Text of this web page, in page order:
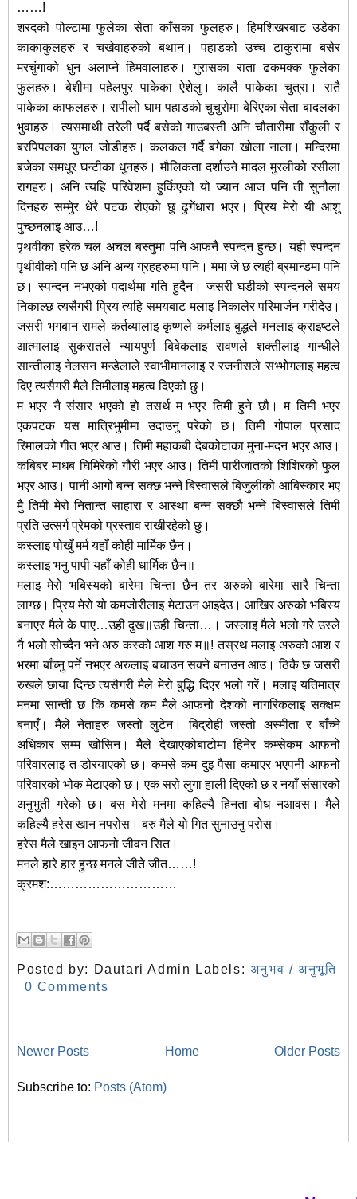
……!
शरदको पोल्टामा फुलेका सेता काँसका फुलहरु। हिमशिखरबाट उडेका
काकाकुलहरु र चखेवाहरुको बथान। पहाडको उच्च टाकुरामा बसेर
मरचुंगाको धुन अलाप्ने हिमवालाहरु। गुरासका राता ढकमक्क फुलेका
फुलहरु। बेशीमा पहेलपुर पाकेका ऐशेलु। कालै पाकेका चुत्रा। रातै
पाकेका काफलहरु। रापीलो घाम पहाडको चुचुरोमा बेरिएका सेता बादलका
भुवाहरु। त्यसमाथी तरेली पर्दै बसेको गाउबस्ती अनि चौतारीमा राँकुली र
बरपिपलका युगल जोडीहरु। कलकल गर्दै बगेका खोला नाला। मन्दिरमा
बजेका समधुर घन्टीका धुनहरु। मौलिकता दर्शाउने मादल मुरलीको रसीला
रागहरु। अनि त्यहि परिवेशमा हुर्किएको यो ज्यान आज पनि ती सुनौला
दिनहरु सम्मुेर धेरै पटक रोएको छु ढुगेंधारा भएर। पि्रय मेरो यी आशु
पुच्छनलाइ आउ…!
पृथवीका हरेक चल अचल बस्तुमा पनि आफनै स्पन्दन हुन्छ। यही स्पन्दन
पृथीवीको पनि छ अनि अन्य ग्रहहरुमा पनि। ममा जे छ त्यही ब्रमान्डमा पनि
छ। स्पन्दन नभएको पदार्थमा गति हुदैन। जसरी घडीको स्पन्दनले समय
निकाल्छ त्यसैगरी पि्रय त्यहि समयबाट मलाइ निकालेर परिमार्जन गरीदेउ।
जसरी भगबान रामले कर्तब्यालाइ कृष्णले कर्मलाइ बुद्धले मनलाइ क्राइष्टले
आत्मालाइ सुकरातले न्यायपुर्ण बिबेकलाइ रावणले शक्तीलाइ गान्धीले
सान्तीलाइ नेलसन मन्डेलाले स्वाभीमानलाइ र रजनीसले सभ्भोगलाइ महत्व
दिए त्यसैगरी मैले तिमीलाइ महत्व दिएको छु।
म भएर नै संसार भएको हो तसर्थ म भएर तिमी हुने छौ। म तिमी भएर
एकपटक यस मात्रिभुमीमा उदाउनु परेको छ। तिमी गोपाल प्रसाद
रिमालको गीत भएर आउ। तिमी महाकबी देबकोटाका मुना-मदन भएर आउ।
कबिबर माधब घिमिरेको गौरी भएर आउ। तिमी पारीजातको शिशिरको फुल
भएर आउ। पानी आगो बन्न सक्छ भन्ने बिस्वासले बिजुलीको आबिस्कार भए
मुै तिमी मेरो नितान्त साहारा र आस्था बन्न सक्छौ भन्ने बिस्वासले तिमी
प्रति उत्सर्ग प्रेमको प्रस्ताव राखीरहेको छु।
कस्लाइ पोखुँ मर्म यहाँ कोही मार्मिक छैन।
कस्लाइ भनु पापी यहाँ कोही धार्मिक छैन॥
मलाइ मेरो भबिस्यको बारेमा चिन्ता छैन तर अरुको बारेमा सारै चिन्ता
लाग्छ। पि्रय मेरो यो कमजोरीलाइ मेटाउन आइदेउ। आखिर अरुको भबिस्य
बनाएर मैले के पाए…उही दुख॥उही चिन्ता…। जस्लाइ मैले भलो गरे उस्ले
नै भलो सोच्दैन भने अरु कस्को आश गरु म॥! तस्रथ मलाइ अरुको आश र
भरमा बाँच्नु पर्ने नभएर अरुलाइ बचाउन सक्ने बनाउन आउ। ठिकै छ जसरी
रुखले छाया दिन्छ त्यसैगरी मैले मेरो बुद्धि दिएर भलो गरें। मलाइ यतिमात्र
मनमा सान्ती छ कि कमसे कम मैले आफनो देशको नागरिकलाइ सक्क्षम
बनाएँ। मैले नेताहरु जस्तो लुटेन। बिद्रोही जस्तो अस्मीता र बाँच्ने
अधिकार सम्म खोसिन। मैले देखाएकोबाटोमा हिनेर कम्सेकम आफनो
परिवारलाइ त डोरयाएको छ। कमसे कम दुइ पैसा कमाएर भएपनी आफनो
परिवारको भोक मेटाएको छ। एक सरो लुगा हाली दिएको छ र नयाँ संसारको
अनुभुती गरेको छ। बस मेरो मनमा कहिल्यै हिनता बोध नआवस। मैले
कहिल्यै हरेस खान नपरोस। बरु मैले यो गित सुनाउनु परोस।
हरेस मैले खाइन आफनो जीवन सित।
मनले हारे हार हुन्छ मनले जीते जीत……!
क्रमश:…………………………
Posted by: Dautari Admin Labels: अनुभव / अनुभूति
0 Comments
Newer Posts Older Posts
Home
Subscribe to: Posts (Atom)